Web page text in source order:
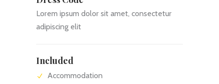
Lorem ipsum dolor sit amet, consectetur
adipiscing elit
Included
Accommodation